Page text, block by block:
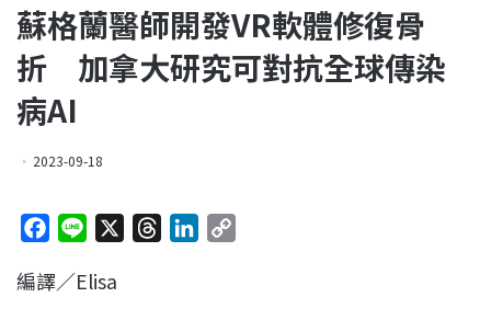
蘇格蘭醫師開發VR軟體修復骨
折 加拿大研究可對抗全球傳染
病AI
2023-09-18
c
n
編譯／Elisa